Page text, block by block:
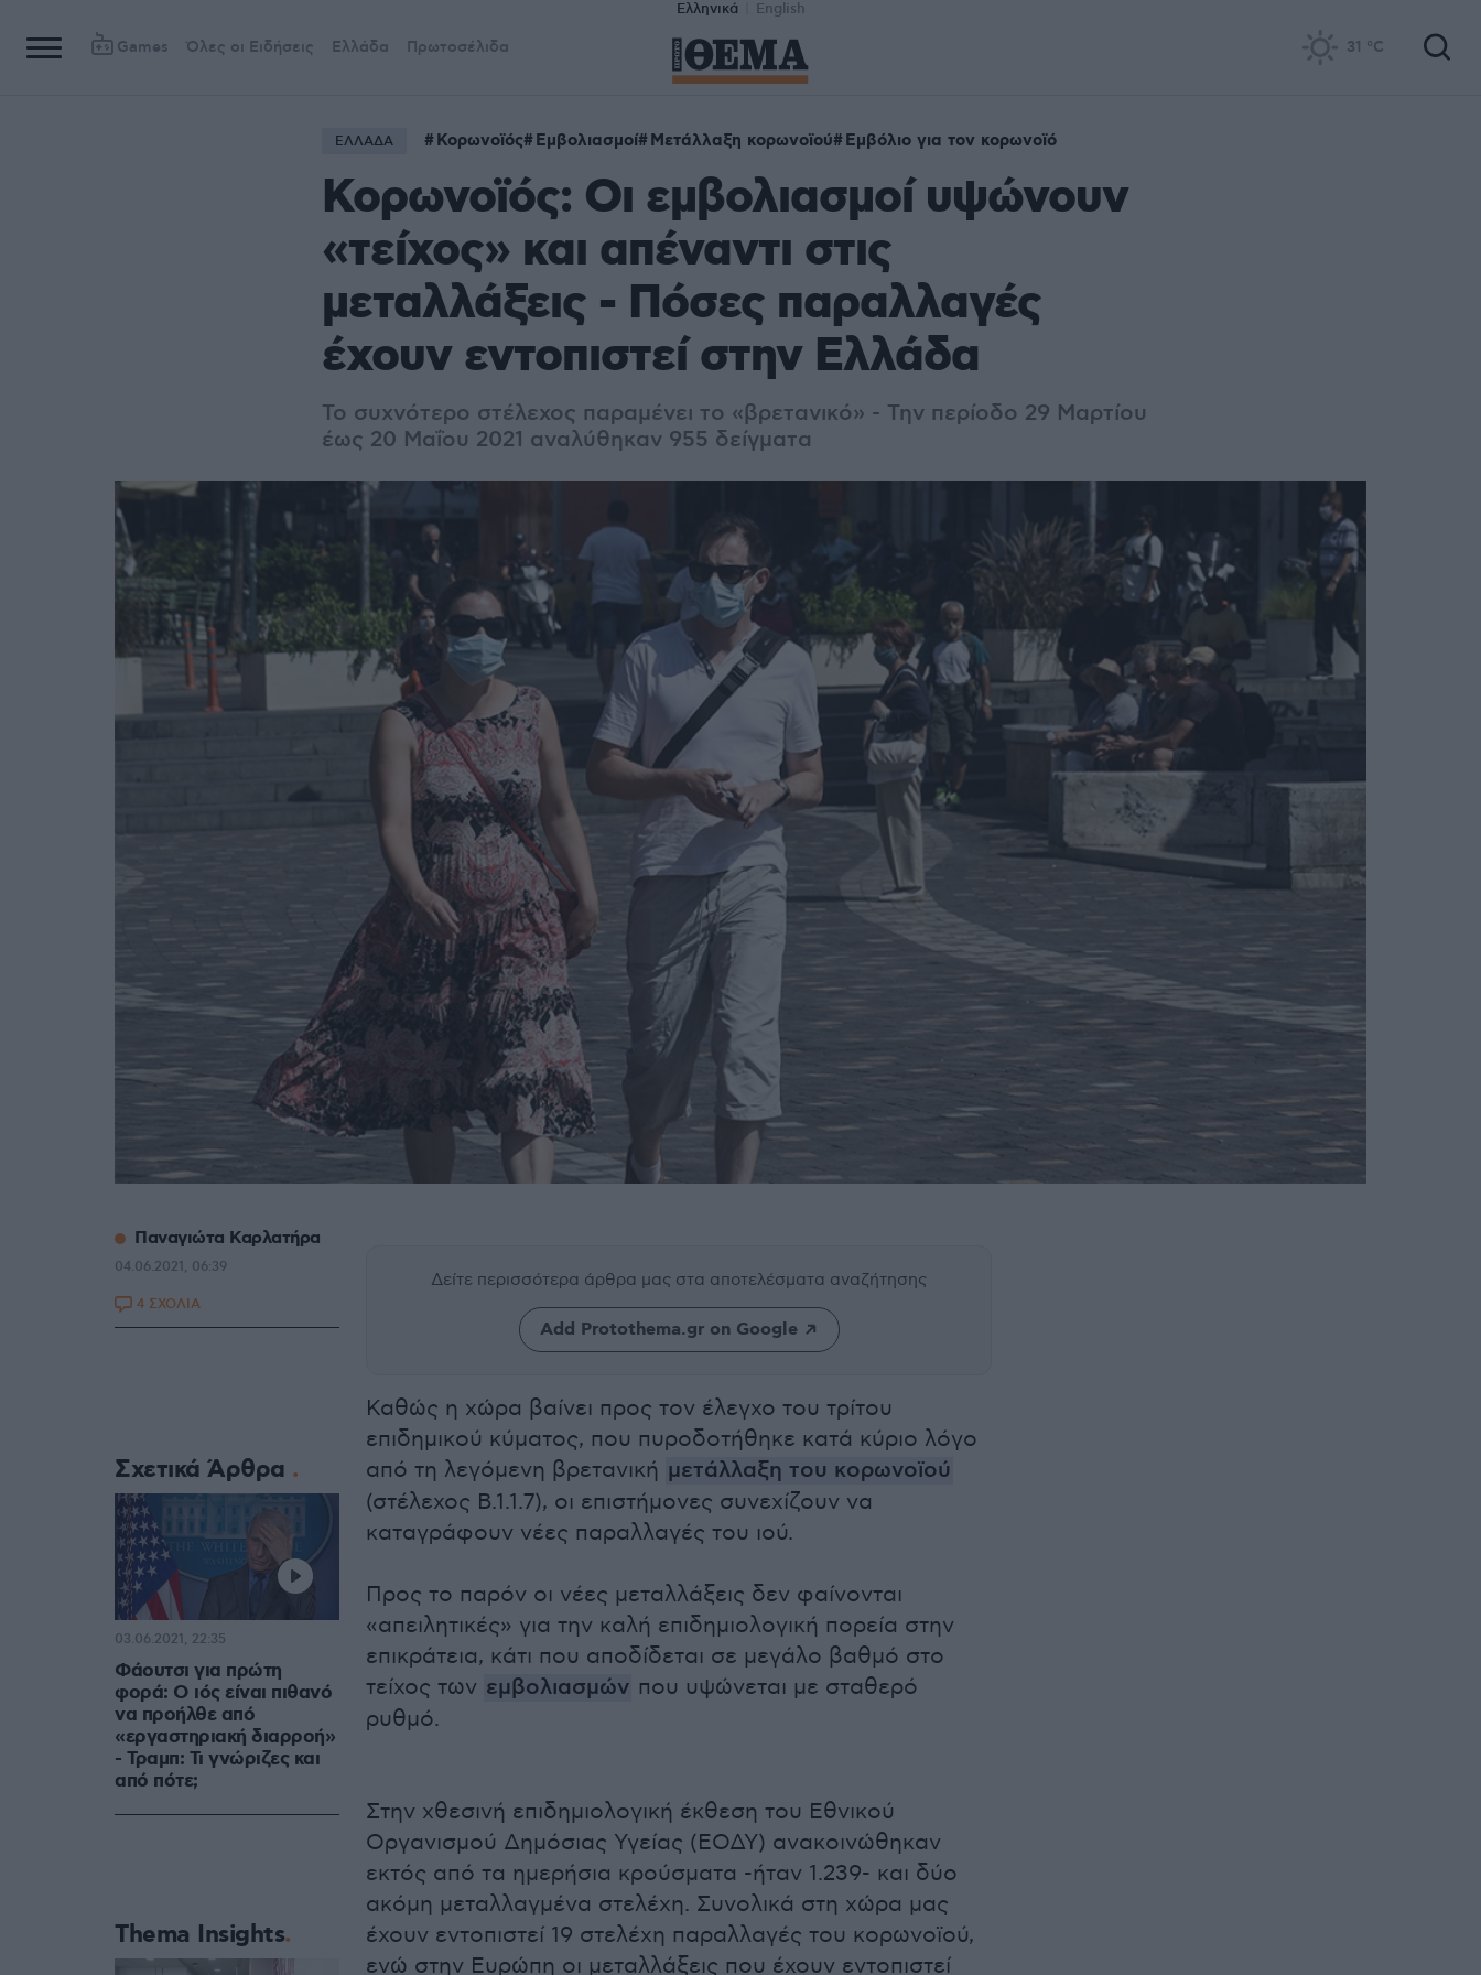
Ελληνικά English
Games Όλες οι Ειδήσεις Ελλάδα Πρωτοσέλιδα 31 °C
ΕΛΛΑΔΑ Κορωνοϊός Εμβολιασμοί Μετάλλαξη κορωνοϊού Εμβόλιο για τον κορωνοϊό
Κορωνοϊός: Οι εμβολιασμοί υψώνουν
«τείχος» και απέναντι στις
μεταλλάξεις - Πόσες παραλλαγές
έχουν εντοπιστεί στην Ελλάδα
Το συχνότερο στέλεχος παραμένει το «βρετανικό» - Την περίοδο 29 Μαρτίου
έως 20 Μαΐου 2021 αναλύθηκαν 955 δείγματα
Δείτε περισσότερα άρθρα μας στα αποτελέσματα αναζήτησης
Add Protothema.gr on Google
Καθώς η χώρα βαίνει προς τον έλεγχο του τρίτου
επιδημικού κύματος, που πυροδοτήθηκε κατά κύριο λόγο
από τη λεγόμενη βρετανική μετάλλαξη του κορωνοϊού
(στέλεχος Β.1.1.7), οι επιστήμονες συνεχίζουν να
καταγράφουν νέες παραλλαγές του ιού.
Προς το παρόν οι νέες μεταλλάξεις δεν φαίνονται
«απειλητικές» για την καλή επιδημιολογική πορεία στην
επικράτεια, κάτι που αποδίδεται σε μεγάλο βαθμό στο
τείχος των εμβολιασμών που υψώνεται με σταθερό
ρυθμό.
Στην χθεσινή επιδημιολογική έκθεση του Εθνικού
Οργανισμού Δημόσιας Υγείας (ΕΟΔΥ) ανακοινώθηκαν
εκτός από τα ημερήσια κρούσματα -ήταν 1.239- και δύο
ακόμη μεταλλαγμένα στελέχη. Συνολικά στη χώρα μας
έχουν εντοπιστεί 19 στελέχη παραλλαγές του κορωνοϊού,
ενώ στην Ευρώπη οι μεταλλάξεις που έχουν εντοπιστεί
Παναγιώτα Καρλατήρα
04.06.2021, 06:39
4 ΣΧΟΛΙΑ
Σχετικά Άρθρα
Φάουτσι για πρώτη
φορά: Ο ιός είναι πιθανό
να προήλθε από
«εργαστηριακή διαρροή»
- Τραμπ: Τι γνώριζες και
από πότε;
03.06.2021, 22:35
Thema Insights